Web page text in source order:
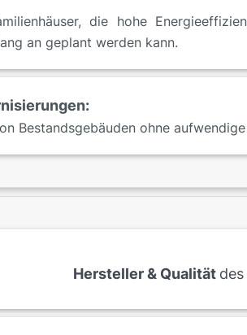
die hohe
an geplant werden kann.
Bestandsgebäuden ohne
Hersteller & Qualität des